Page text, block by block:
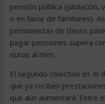
pensión pública (jubilación,
o en favor de familiares).
pensionistas de clases
pagar pensiones supera
euros al mes.
El segundo colectivo es el
que ya reciben
que aún aumentará. Entre